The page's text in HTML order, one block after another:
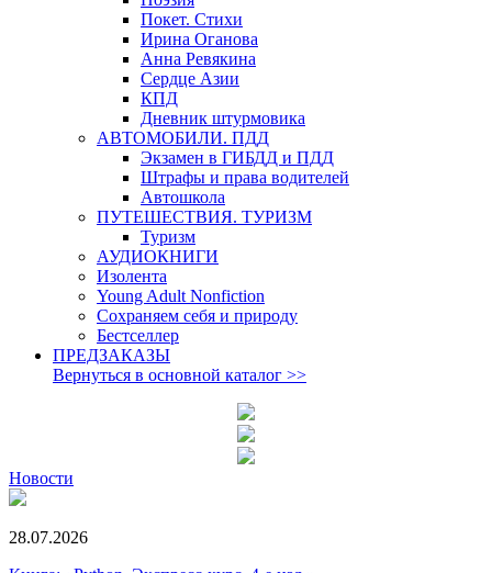
Покет. Стихи
Ирина Оганова
Анна Ревякина
Сердце Азии
КПД
Дневник штурмовика
АВТОМОБИЛИ. ПДД
Экзамен в ГИБДД и ПДД
Штрафы и права водителей
Автошкола
ПУТЕШЕСТВИЯ. ТУРИЗМ
Туризм
АУДИОКНИГИ
Изолента
Young Adult Nonfiction
Сохраняем себя и природу
Бестселлер
ПРЕДЗАКАЗЫ
Вернуться в основной каталог >>
Новости
28.07.2026